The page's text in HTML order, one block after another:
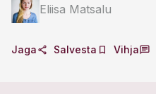
Eliisa Matsalu
Jaga Salvesta Vihja